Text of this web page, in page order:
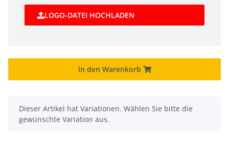
LOGO-DATEI HOCHLADEN
In den Warenkorb
x
Dieser Artikel hat Variationen. Wählen Sie bitte die
gewünschte Variation aus.